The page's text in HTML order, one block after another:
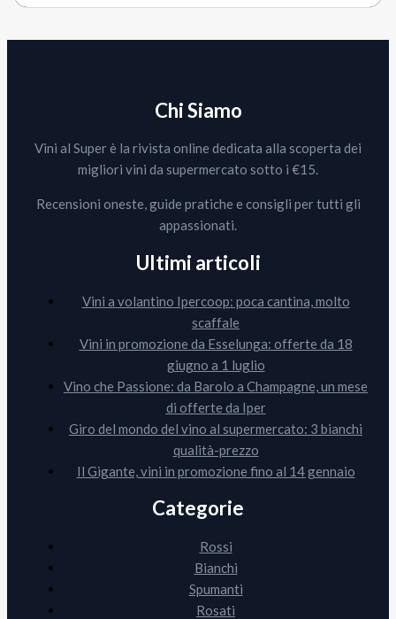
Chi Siamo
Vini al Super è la rivista online dedicata alla scoperta dei
migliori vini da supermercato sotto i €15.
Recensioni oneste, guide pratiche e consigli per tutti gli
appassionati.
Ultimi articoli
Vini a volantino Ipercoop: poca cantina, molto
scaffale
Vini in promozione da Esselunga: offerte da 18
giugno a 1 luglio
Vino che Passione: da Barolo a Champagne, un mese
di offerte da Iper
Giro del mondo del vino al supermercato: 3 bianchi
qualità-prezzo
Il Gigante, vini in promozione fino al 14 gennaio
Categorie
Rossi
Bianchi
Spumanti
Rosati